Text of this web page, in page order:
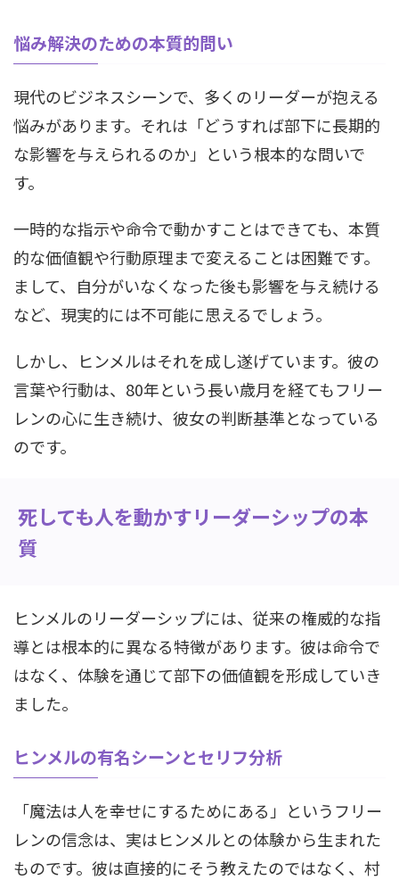
悩み解決のための本質的問い
現代のビジネスシーンで、多くのリーダーが抱える
悩みがあります。それは「どうすれば部下に長期的
な影響を与えられるのか」という根本的な問いで
す。
一時的な指示や命令で動かすことはできても、本質
的な価値観や行動原理まで変えることは困難です。
まして、自分がいなくなった後も影響を与え続ける
など、現実的には不可能に思えるでしょう。
しかし、ヒンメルはそれを成し遂げています。彼の
言葉や行動は、80年という長い歳月を経てもフリー
レンの心に生き続け、彼女の判断基準となっている
のです。
死しても人を動かすリーダーシップの本
質
ヒンメルのリーダーシップには、従来の権威的な指
導とは根本的に異なる特徴があります。彼は命令で
はなく、体験を通じて部下の価値観を形成していき
ました。
ヒンメルの有名シーンとセリフ分析
「魔法は人を幸せにするためにある」というフリー
レンの信念は、実はヒンメルとの体験から生まれた
ものです。彼は直接的にそう教えたのではなく、村